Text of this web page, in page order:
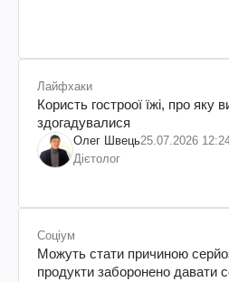
Лайфхаки
Користь гостроої їжі, про яку
здогадувалися
Олег Швець25.07.2026
Дієтолог
Соціум
Можуть стати причиною
продукти заборонено давати